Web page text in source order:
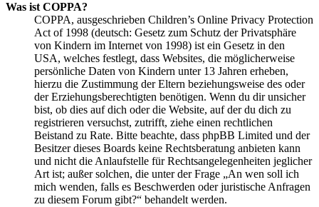
Was ist COPPA?
COPPA, ausgeschrieben Children’s Online Privacy Protection
Act of 1998 (deutsch: Gesetz zum Schutz der Privatsphäre
von Kindern im Internet von 1998) ist ein Gesetz in den
USA, welches festlegt, dass Websites, die möglicherweise
persönliche Daten von Kindern unter 13 Jahren erheben,
hierzu die Zustimmung der Eltern beziehungsweise des oder
der Erziehungsberechtigten benötigen. Wenn du dir unsicher
bist, ob dies auf dich oder die Website, auf der du dich zu
registrieren versuchst, zutrifft, ziehe einen rechtlichen
Beistand zu Rate. Bitte beachte, dass phpBB Limited und der
Besitzer dieses Boards keine Rechtsberatung anbieten kann
und nicht die Anlaufstelle für Rechtsangelegenheiten jeglicher
Art ist; außer solchen, die unter der Frage „An wen soll ich
mich wenden, falls es Beschwerden oder juristische Anfragen
zu diesem Forum gibt?“ behandelt werden.